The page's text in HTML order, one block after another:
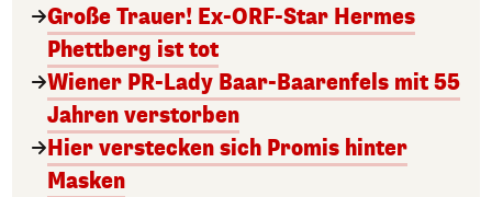
Große Trauer! Ex-ORF-Star Hermes
Phettberg ist tot
Wiener PR-Lady Baar-Baarenfels mit 55
Jahren verstorben
Hier verstecken sich Promis hinter
Masken